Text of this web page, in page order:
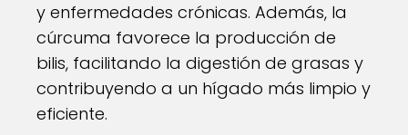
y enfermedades crónicas. Además, la
cúrcuma favorece la producción de
bilis, facilitando la digestión de grasas y
contribuyendo a un hígado más limpio y
eficiente.